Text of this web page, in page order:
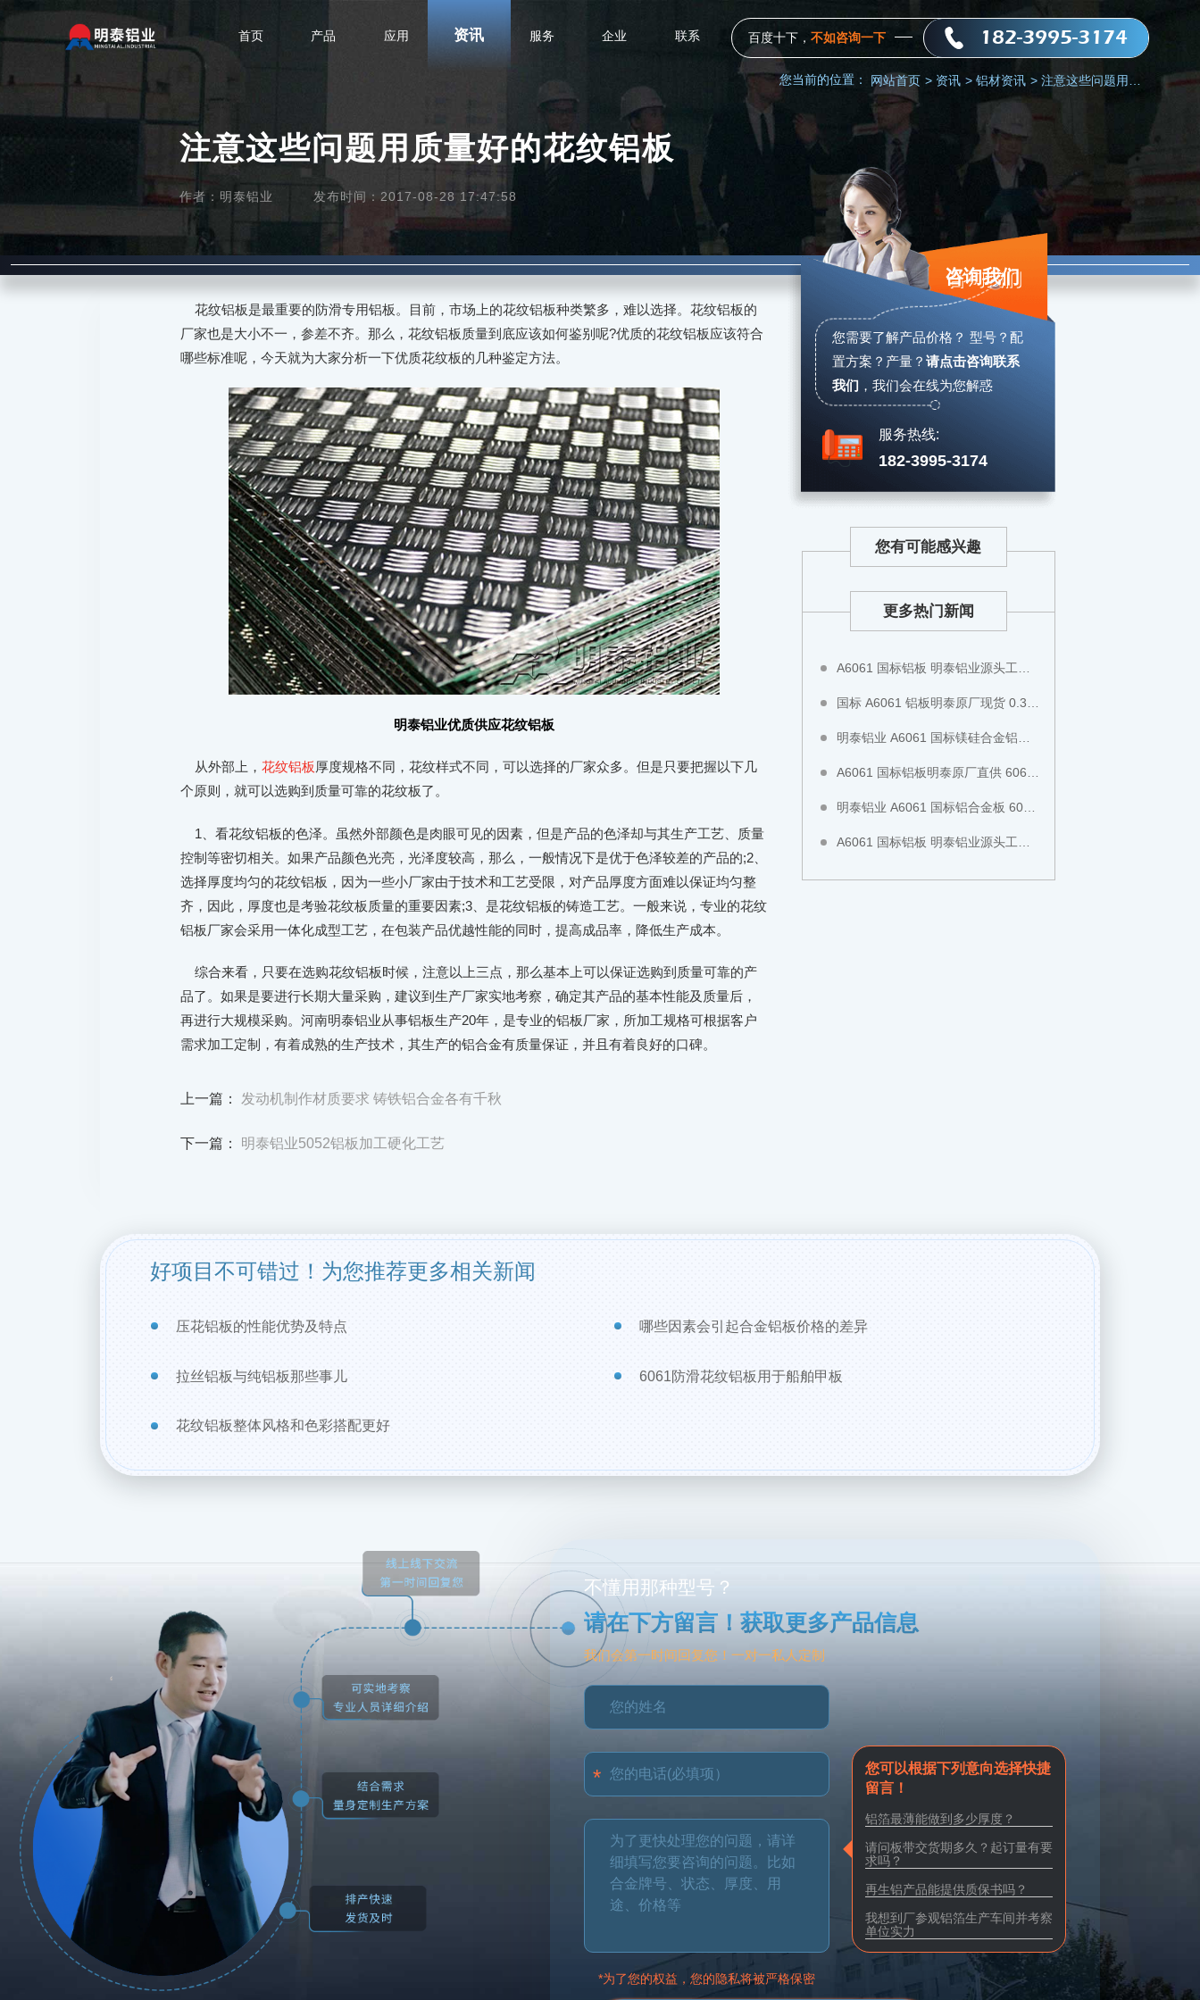
首页 产品 应用 资讯 服务 企业 联系 百度十下， 不如咨询一下 182-3995-3174
您当前的位置： 网站首页 > 资讯 > 铝材资讯 > 注意这些问题用质量好的花纹铝板
注意这些问题用质量好的花纹铝板
作者：明泰铝业 发布时间：2017-08-28 17:47:58
花纹铝板是最重要的防滑专用铝板。目前，市场上的花纹铝板种类繁多，难以选择。花纹铝板的
厂家也是大小不一，参差不齐。那么，花纹铝板质量到底应该如何鉴别呢?优质的花纹铝板应该符合
哪些标准呢，今天就为大家分析一下优质花纹板的几种鉴定方法。
明泰铝业优质供应花纹铝板
从外部上， 花纹铝板 厚度规格不同，花纹样式不同，可以选择的厂家众多。但是只要把握以下几
个原则，就可以选购到质量可靠的花纹板了。
1、看花纹铝板的色泽。虽然外部颜色是肉眼可见的因素，但是产品的色泽却与其生产工艺、质量
控制等密切相关。如果产品颜色光亮，光泽度较高，那么，一般情况下是优于色泽较差的产品的;2、
选择厚度均匀的花纹铝板，因为一些小厂家由于技术和工艺受限，对产品厚度方面难以保证均匀整
齐，因此，厚度也是考验花纹板质量的重要因素;3、是花纹铝板的铸造工艺。一般来说，专业的花纹
铝板厂家会采用一体化成型工艺，在包装产品优越性能的同时，提高成品率，降低生产成本。
综合来看，只要在选购花纹铝板时候，注意以上三点，那么基本上可以保证选购到质量可靠的产
品了。如果是要进行长期大量采购，建议到生产厂家实地考察，确定其产品的基本性能及质量后，
再进行大规模采购。河南明泰铝业从事铝板生产20年，是专业的铝板厂家，所加工规格可根据客户
需求加工定制，有着成熟的生产技术，其生产的铝合金有质量保证，并且有着良好的口碑。
上一篇： 发动机制作材质要求 铸铁铝合金各有千秋
下一篇： 明泰铝业5052铝板加工硬化工艺
咨询我们
您需要了解产品价格？ 型号？配
置方案？产量？ 请点击咨询联系
我们 ， 我们会在线为您解惑
服务热线:
182-3995-3174
您有可能感兴趣
更多热门新闻
A6061 国标铝板 明泰铝业源头工厂无中间商 6061-T6 硬质铝板可切割铣面全国现货直发
国标 A6061 铝板明泰原厂现货 0.3-200mm 厚薄板齐全 阳极氧化专用铝板全国直发
明泰铝业 A6061 国标镁硅合金铝板 平整度高不易变形 工装检具专用全国现货直发
A6061 国标铝板明泰原厂直供 6061 薄板厚板齐全 新能源设备专用铝板全国现货直发
明泰铝业 A6061 国标铝合金板 6061-T651 预拉伸铝板 工业结构板全国现货切割直发
A6061 国标铝板 明泰铝业源头工厂 6061-T6 铝板 CNC 模具加工中厚板全国现货直发可零切
好项目不可错过！为您推荐更多相关新闻
压花铝板的性能优势及特点 哪些因素会引起合金铝板价格的差异
拉丝铝板与纯铝板那些事儿 6061防滑花纹铝板用于船舶甲板
花纹铝板整体风格和色彩搭配更好
不懂用那种型号？
请在下方留言！获取更多产品信息
我们会第一时间回复您！一对一私人定制
您可以根据下列意向选择快捷
留言！
铝箔最薄能做到多少厚度？
请问板带交货期多久？起订量有要
求吗？
再生铝产品能提供质保书吗？
我想到厂参观铝箔生产车间并考察
单位实力
*为了您的权益，您的隐私将被严格保密